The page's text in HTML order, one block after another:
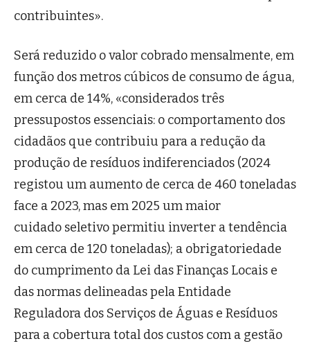
contribuintes».
Será reduzido o valor cobrado mensalmente, em
função dos metros cúbicos de consumo de água,
em cerca de 14%, «considerados três
pressupostos essenciais: o comportamento dos
cidadãos que contribuiu para a redução da
produção de resíduos indiferenciados (2024
registou um aumento de cerca de 460 toneladas
face a 2023, mas em 2025 um maior
cuidado seletivo permitiu inverter a tendência
em cerca de 120 toneladas); a obrigatoriedade
do cumprimento da Lei das Finanças Locais e
das normas delineadas pela Entidade
Reguladora dos Serviços de Águas e Resíduos
para a cobertura total dos custos com a gestão